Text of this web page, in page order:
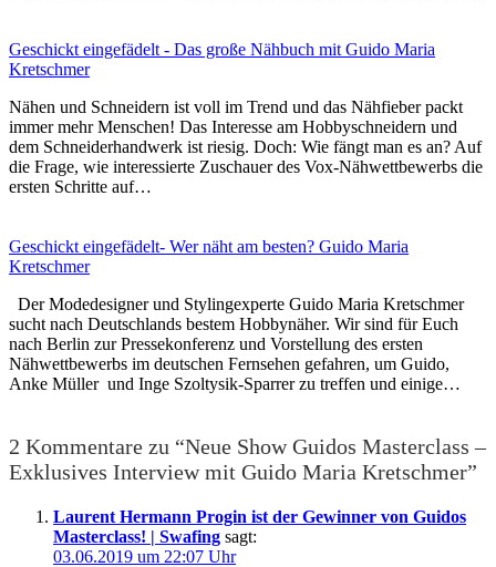
Geschickt eingefädelt - Das große Nähbuch mit Guido Maria
Kretschmer
Nähen und Schneidern ist voll im Trend und das Nähfieber packt
immer mehr Menschen! Das Interesse am Hobbyschneidern und
dem Schneiderhandwerk ist riesig. Doch: Wie fängt man es an? Auf
die Frage, wie interessierte Zuschauer des Vox-Nähwettbewerbs die
ersten Schritte auf…
Geschickt eingefädelt- Wer näht am besten? Guido Maria
Kretschmer
Der Modedesigner und Stylingexperte Guido Maria Kretschmer
sucht nach Deutschlands bestem Hobbynäher. Wir sind für Euch
nach Berlin zur Pressekonferenz und Vorstellung des ersten
Nähwettbewerbs im deutschen Fernsehen gefahren, um Guido,
Anke Müller und Inge Szoltysik-Sparrer zu treffen und einige…
2 Kommentare zu “Neue Show Guidos Masterclass –
Exklusives Interview mit Guido Maria Kretschmer”
Laurent Hermann Progin ist der Gewinner von Guidos
Masterclass! | Swafing sagt:
03.06.2019 um 22:07 Uhr